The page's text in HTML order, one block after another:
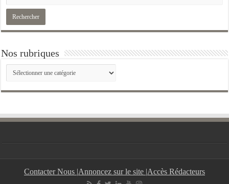
Nos rubriques
Nos
rubriques
Contacter Nous |Annoncez sur le site |Accès Rédacteurs